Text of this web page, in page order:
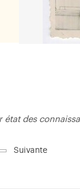
des
Suivante